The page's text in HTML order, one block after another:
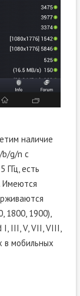
наличие
b/g/n с
есть
Имеются
1800, 1900),
I, III, V, VII, VIII,
в мобильных